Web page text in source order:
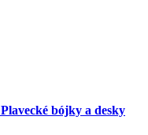
Plavecké bójky a desky